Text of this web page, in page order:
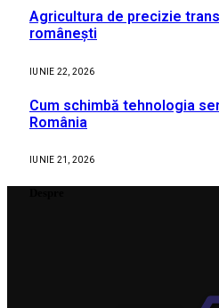
Agricultura de precizie
românești
IUNIE 22, 2026
Cum schimbă tehnologia
România
IUNIE 21, 2026